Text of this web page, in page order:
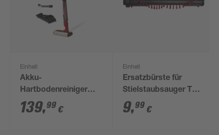
Einhell
Akku-
Hartbodenreiniger
'Cleanexxo' 18 V ohne
Akku und Ladegerät
139,99 €
Einhell
Ersatzbürste für
Stielstaubsauger TE-
SV 18 Li
9,99 €